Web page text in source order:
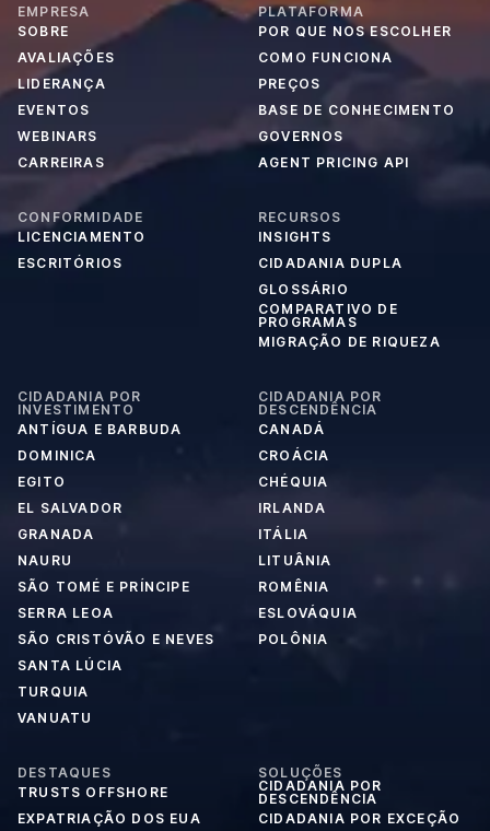
EMPRESA
SOBRE
AVALIAÇÕES
LIDERANÇA
EVENTOS
WEBINARS
CARREIRAS
PLATAFORMA
POR QUE NOS ESCOLHER
COMO FUNCIONA
PREÇOS
BASE DE CONHECIMENTO
GOVERNOS
AGENT PRICING API
CONFORMIDADE
LICENCIAMENTO
ESCRITÓRIOS
RECURSOS
INSIGHTS
CIDADANIA DUPLA
GLOSSÁRIO
COMPARATIVO DE
PROGRAMAS
MIGRAÇÃO DE RIQUEZA
CIDADANIA POR
INVESTIMENTO
ANTÍGUA E BARBUDA
DOMINICA
EGITO
EL SALVADOR
GRANADA
NAURU
SÃO TOMÉ E PRÍNCIPE
SERRA LEOA
SÃO CRISTÓVÃO E NEVES
SANTA LÚCIA
TURQUIA
VANUATU
CIDADANIA POR
DESCENDÊNCIA
CANADÁ
CROÁCIA
CHÉQUIA
IRLANDA
ITÁLIA
LITUÂNIA
ROMÊNIA
ESLOVÁQUIA
POLÔNIA
DESTAQUES
TRUSTS OFFSHORE
EXPATRIAÇÃO DOS EUA
SOLUÇÕES
CIDADANIA POR
DESCENDÊNCIA
CIDADANIA POR EXCEÇÃO